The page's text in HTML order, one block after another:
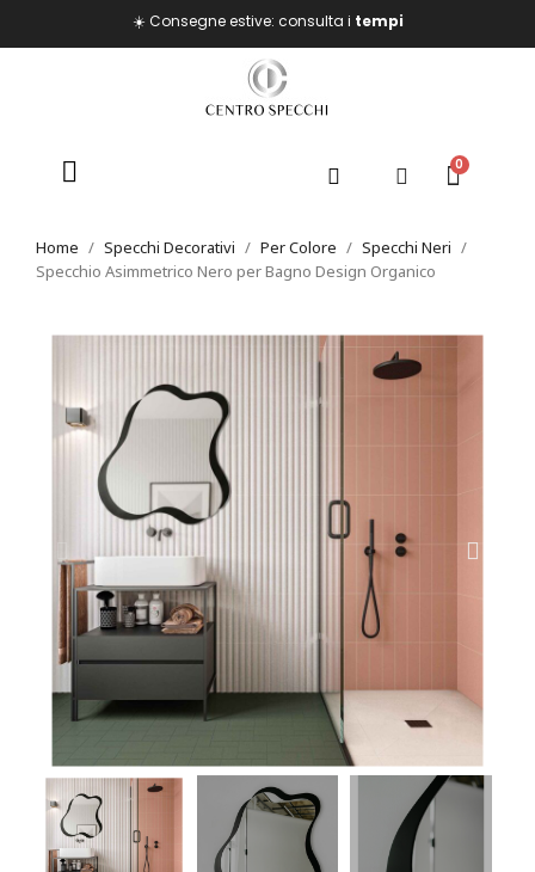
☀️ Consegne estive: consulta i tempi
Home Specchi Decorativi Per Colore
Specchi Neri
Specchio Asimmetrico Nero per Bagno Design Organico